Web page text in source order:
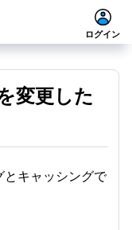
ログイン
変更した
とキャッシングで